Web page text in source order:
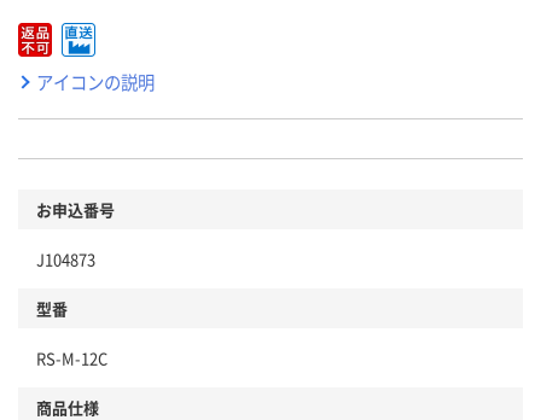
アイコンの説明
お申込番号
J104873
型番
RS-M-12C
商品仕様